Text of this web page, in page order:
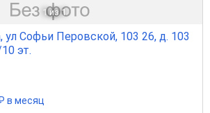
1 из 1
ул Софьи Перовской, 103 26, д. 103
эт.
в месяц